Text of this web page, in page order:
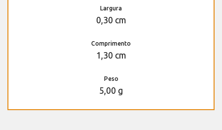
Largura
0,30 cm
Comprimento
1,30 cm
Peso
5,00 g